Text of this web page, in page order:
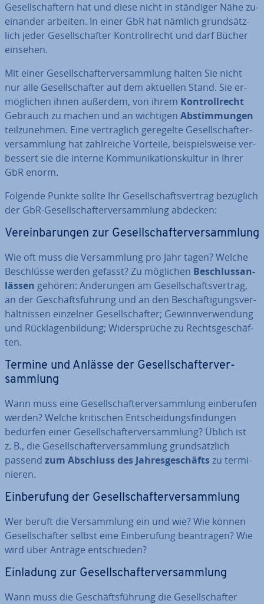
Ge­sell­schaf­tern hat und diese nicht in ständiger Nähe zu­
ein­an­der arbeiten. In einer GbR hat nämlich grund­sätz­
lich jeder Ge­sell­schaf­ter Kon­troll­recht und darf Bücher
einsehen.
Mit einer Ge­sell­schaf­ter­ver­samm­lung halten Sie nicht
nur alle Ge­sell­schaf­ter auf dem aktuellen Stand. Sie er­
mög­li­chen ihnen außerdem, von ihrem Kon­troll­recht
Gebrauch zu machen und an wichtigen Ab­stim­mun­gen
teil­zu­neh­men. Eine ver­trag­lich geregelte Ge­sell­schaf­ter­
ver­samm­lung hat zahl­rei­che Vorteile, bei­spiels­wei­se ver­
bes­sert sie die interne Kom­mu­ni­ka­ti­ons­kul­tur in Ihrer
GbR enorm.
Folgende Punkte sollte Ihr Ge­sell­schafts­ver­trag bezüglich
der GbR-Ge­sell­schaf­ter­ver­samm­lung abdecken:
Ver­ein­ba­run­gen zur Ge­sell­schaf­ter­ver­samm­lung
Wie oft muss die Ver­samm­lung pro Jahr tagen? Welche
Be­schlüs­se werden gefasst? Zu möglichen Be­schluss­an­
läs­sen gehören: Än­de­run­gen am Ge­sell­schafts­ver­trag,
an der Ge­schäfts­füh­rung und an den Be­schäf­ti­gungs­ver­
hält­nis­sen einzelner Ge­sell­schaf­ter; Ge­winn­ver­wen­dung
und Rück­la­gen­bil­dung; Wi­der­sprü­che zu Rechts­ge­schäf­
ten.
Termine und Anlässe der Ge­sell­schaf­ter­ver­
samm­lung
Wann muss eine Ge­sell­schaf­ter­ver­samm­lung ein­be­ru­fen
werden? Welche kri­ti­schen Ent­schei­dungs­fin­dun­gen
bedürfen einer Ge­sell­schaf­ter­ver­samm­lung? Üblich ist
z. B., die Ge­sell­schaf­ter­ver­samm­lung grund­sätz­lich
passend zum Abschluss des Jah­res­ge­schäftszu ter­mi­
nie­ren.
Ein­be­ru­fung der Ge­sell­schaf­ter­ver­samm­lung
Wer beruft die Ver­samm­lung ein und wie? Wie können
Ge­sell­schaf­ter selbst eine Ein­be­ru­fung be­an­tra­gen? Wie
wird über Anträge ent­schie­den?
Einladung zur Ge­sell­schaf­ter­ver­samm­lung
Wann muss die Ge­schäfts­füh­rung die Ge­sell­schaf­ter